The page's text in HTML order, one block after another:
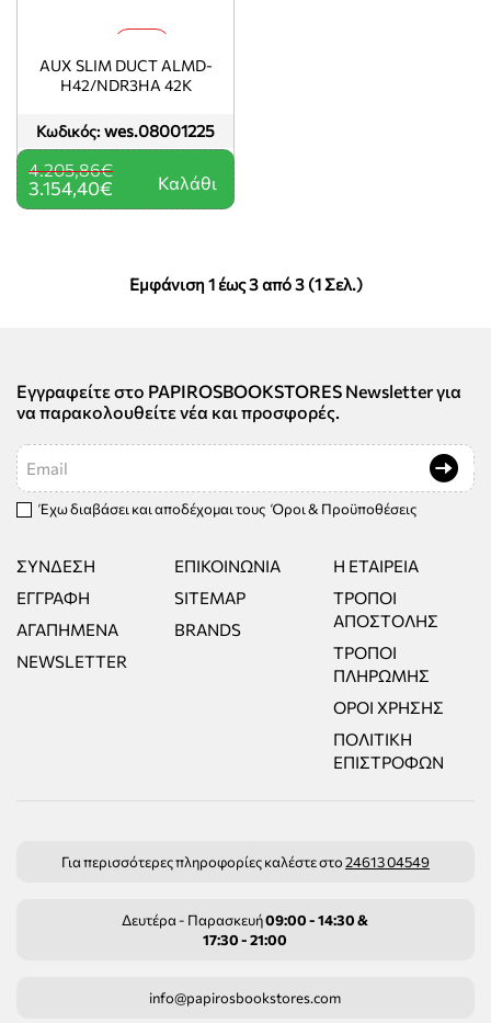
Κωδικός: wes.08001225
AUX SLIM DUCT ALMD-
H42/NDR3HA 42K
3.154,40€
4.205,86€
Καλάθι
Εμφάνιση 1 έως 3 από 3 (1 Σελ.)
Εγγραφείτε στο PAPIROSBOOKSTORES Newsletter για
να παρακολουθείτε νέα και προσφορές.
Email
Έχω διαβάσει και αποδέχομαι τους Όροι & Προϋποθέσεις
ΣΎΝΔΕΣΗ
ΕΓΓΡΑΦΉ
ΑΓΑΠΗΜΈΝΑ
NEWSLETTER
ΕΠΙΚΟΙΝΩΝΊΑ
SITEMAP
BRANDS
Η ΕΤΑΙΡΕΊΑ
ΤΡΌΠΟΙ
ΑΠΟΣΤΟΛΉΣ
ΤΡΌΠΟΙ
ΠΛΗΡΩΜΉΣ
ΌΡΟΙ ΧΡΉΣΗΣ
ΠΟΛΙΤΙΚΉ
ΕΠΙΣΤΡΟΦΏΝ
Για περισσότερες πληροφορίες καλέστε στο24613 04549
Δευτέρα - Παρασκευή09:00 - 14:30 &
17:30 - 21:00
info@papirosbookstores.com